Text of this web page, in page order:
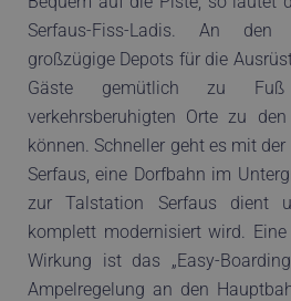
Serfaus-Fiss-Ladis. An den
großzügige Depots für die
Gäste gemütlich zu
verkehrsberuhigten Orte zu
können. Schneller geht es mit
Serfaus, eine Dorfbahn im
zur Talstation Serfaus dient
komplett modernisiert wird.
Wirkung ist das „Easy-
Ampelregelung an den